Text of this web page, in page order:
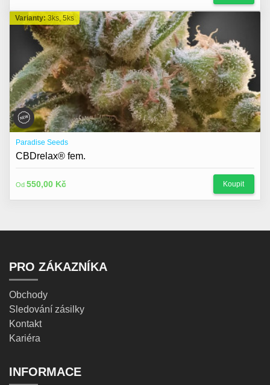
Varianty: 3ks, 5ks
Paradise Seeds
CBDrelax® fem.
Od 550,00 Kč Koupit
PRO ZÁKAZNÍKA
Obchody
Sledování zásilky
Kontakt
Kariéra
INFORMACE